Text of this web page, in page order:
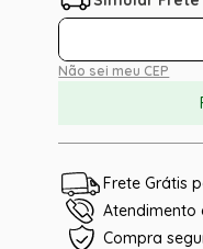
Não sei meu CEP
Frete Grátis
Atendimento
Compra